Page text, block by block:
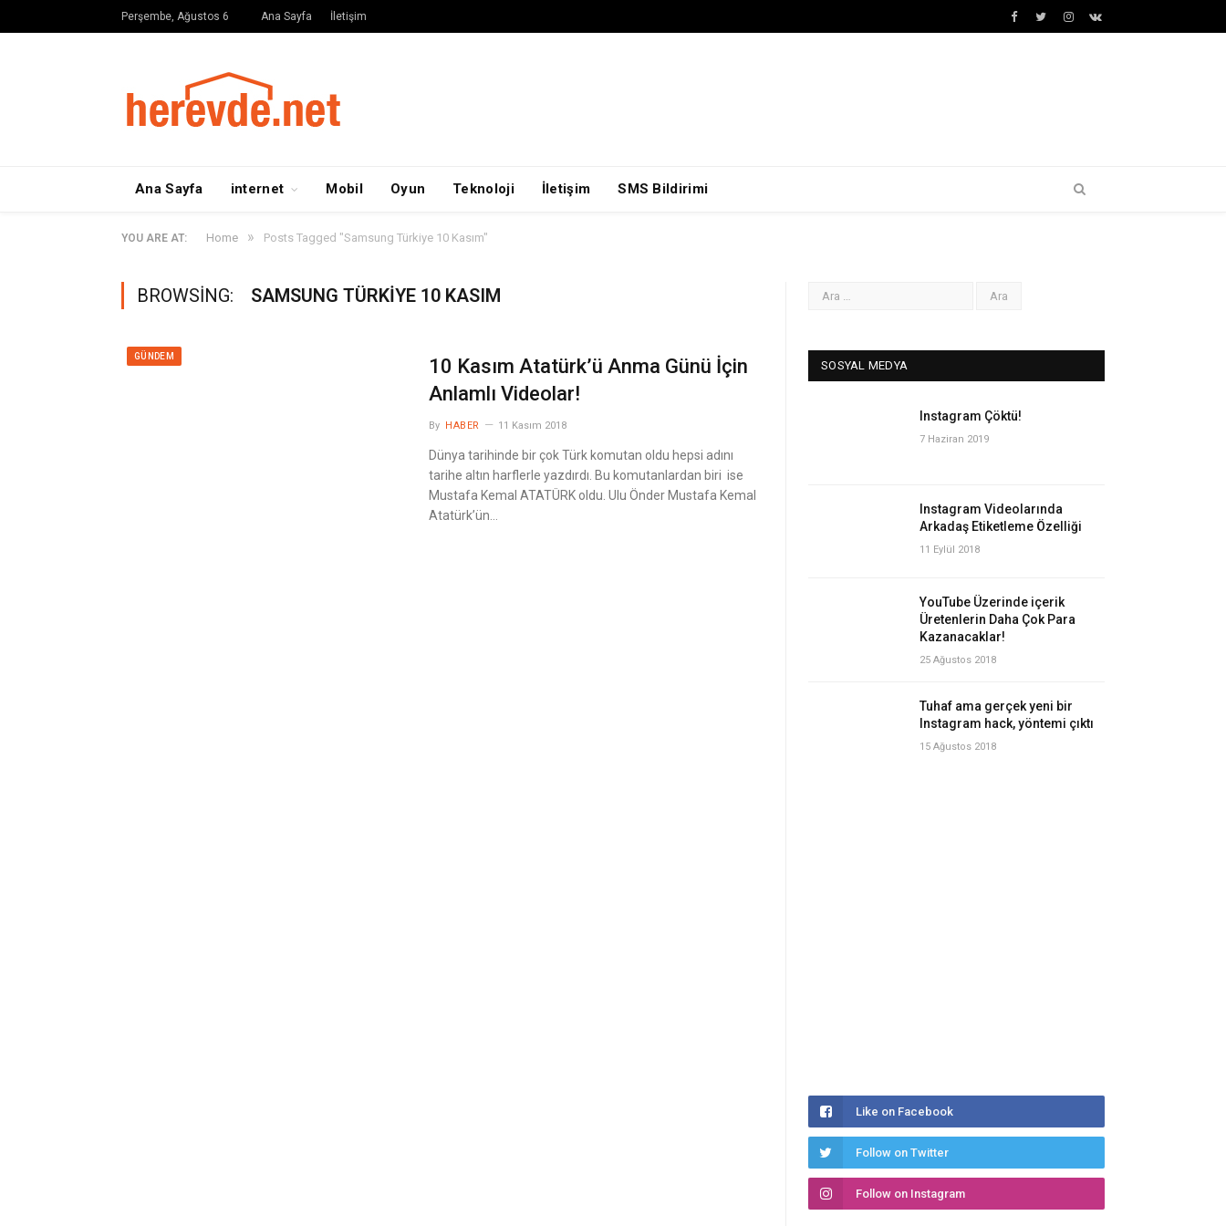
Perşembe, Ağustos 6 Ana Sayfa İletişim Facebook
Twitterİnstagram+
VK
Ana Sayfa internet Mobil Oyun Teknoloji İletişim SMS Bildirimi
YOU ARE AT: Home » Posts Tagged "Samsung Türkiye 10 Kasım"
BROWSING: SAMSUNG TÜRKIYE 10 KASIM
GÜNDEM
10 Kasım Atatürk’ü Anma Günü İçin
Anlamlı Videolar!
By HABER 11 Kasım 2018
Dünya tarihinde bir çok Türk komutan oldu hepsi adını
tarihe altın harflerle yazdırdı. Bu komutanlardan biri ise
Mustafa Kemal ATATÜRK oldu. Ulu Önder Mustafa Kemal
Atatürk’ün…
SOSYAL MEDYA
Instagram Çöktü!
7 Haziran 2019
Instagram Videolarında
Arkadaş Etiketleme Özelliği
11 Eylül 2018
YouTube Üzerinde içerik
Üretenlerin Daha Çok Para
Kazanacaklar!
25 Ağustos 2018
Tuhaf ama gerçek yeni bir
Instagram hack, yöntemi çıktı
15 Ağustos 2018
Like on Facebook
Follow on Twitter
Follow on Instagram